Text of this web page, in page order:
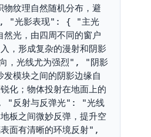
纹理自然随机分布，避
"光影表现": { "主光
光，由四周不同的窗户
入，形成复杂的漫射和阴影
，光线尤为强烈", "阴影
模块之间的阴影边缘自
化；物体投射在地面上的
"反射与反弹光": "光线
板之间微妙反弹，提升空
面有清晰的环境反射",